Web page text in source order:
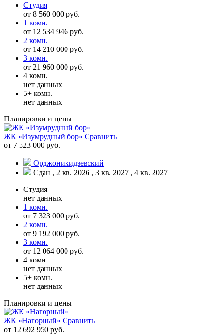
Студия
от 8 560 000 руб.
1 комн.
от 12 534 946 руб.
2 комн.
от 14 210 000 руб.
3 комн.
от 21 960 000 руб.
4 комн.
нет данных
5+ комн.
нет данных
Планировки и цены
ЖК «Изумрудный бор» Сравнить
от 7 323 000 руб.
Орджоникидзевский
Сдан , 2 кв. 2026 , 3 кв. 2027 , 4 кв. 2027
Студия
нет данных
1 комн.
от 7 323 000 руб.
2 комн.
от 9 192 000 руб.
3 комн.
от 12 064 000 руб.
4 комн.
нет данных
5+ комн.
нет данных
Планировки и цены
ЖК «Нагорный» Сравнить
от 12 692 950 руб.